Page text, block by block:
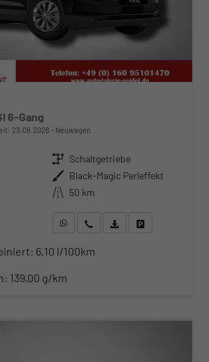
6-Gang
23.08.2026 Neuwagen
Getriebe Schaltgetriebe
Außenfarbe Black-Magic Perleffekt
Kilometerstand 50 km
WhatsApp anfragen
Wir rufen Sie anFahrzeugexposé (PDF)
6,10 l/100km
139,00 g/km